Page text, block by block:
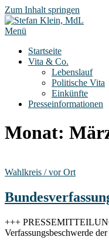
Zum Inhalt springen
Menü
Startseite
Vita & Co.
Lebenslauf
Politische Vita
Einkünfte
Presseinformationen
Monat:
Wahlkreis / vor Ort
+++
Verfassungsbeschwerde